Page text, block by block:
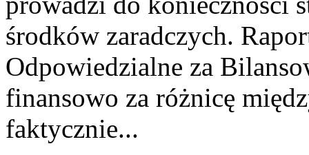
środków zaradczych.
Odpowiedzialne za
finansowo za różnicę
faktycznie...